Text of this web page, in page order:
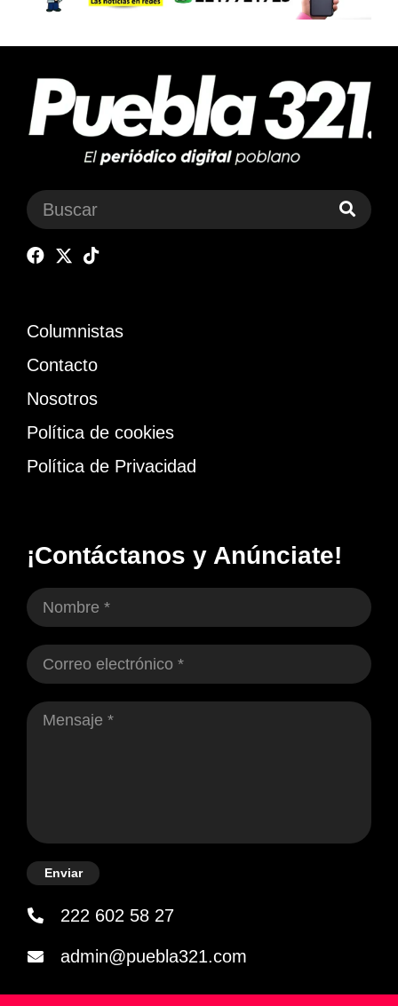
Columnistas
Contacto
Nosotros
Política de cookies
Política de Privacidad
¡Contáctanos y Anúnciate!
Enviar
222 602 58 27
admin@puebla321.com